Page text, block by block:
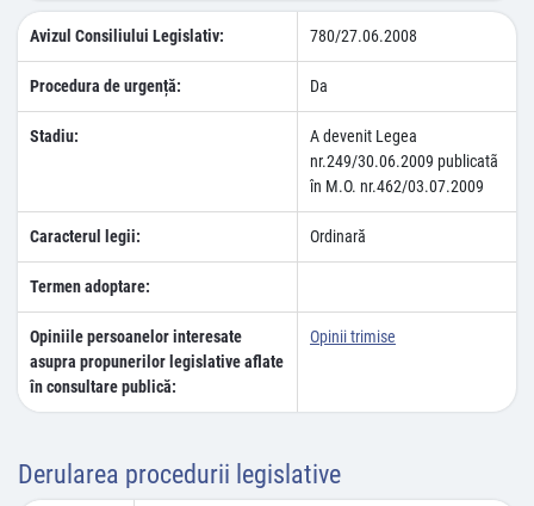
Avizul Consiliului Legislativ: 780/27.06.2008
Procedura de urgență: Da
Stadiu:
A devenit Legea
nr.249/30.06.2009 publicatã
în M.O. nr.462/03.07.2009
Caracterul legii: Ordinară
Termen adoptare:
Opiniile persoanelor interesate
asupra propunerilor legislative aflate
în consultare publică:
Opinii trimise
Derularea procedurii legislative